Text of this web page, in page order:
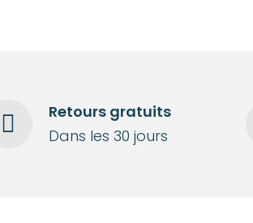
Retours gratuits
Dans les 30 jours